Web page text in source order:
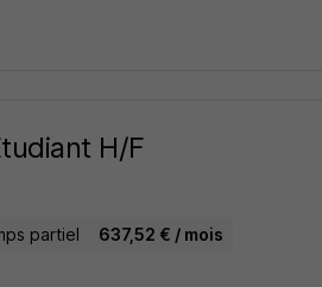
H/F
partiel 637,52 € / mois